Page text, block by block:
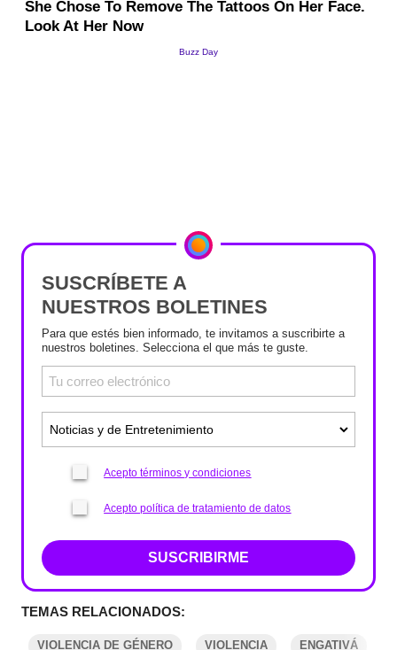
SUSCRÍBETE A
NUESTROS BOLETINES
Para que estés bien informado, te invitamos a suscribirte a
nuestros boletines. Selecciona el que más te guste.
Acepto términos y condiciones
Acepto política de tratamiento de datos
SUSCRIBIRME
TEMAS RELACIONADOS:
VIOLENCIA DE GÉNERO VIOLENCIA ENGATIVÁ